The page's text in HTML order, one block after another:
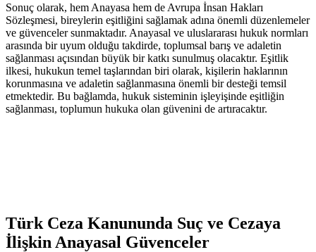
Sonuç olarak, hem Anayasa hem de Avrupa İnsan Hakları
Sözleşmesi, bireylerin eşitliğini sağlamak adına önemli düzenlemeler
ve güvenceler​ sunmaktadır. Anayasal ve uluslararası hukuk normları⁣
arasında bir uyum olduğu takdirde,⁤ toplumsal barış ⁢ve adaletin
sağlanması açısından büyük bir katkı‌ sunulmuş olacaktır. Eşitlik
ilkesi,‌ hukukun temel taşlarından biri olarak, kişilerin haklarının
korunmasına ve adaletin sağlanmasına önemli bir ⁢desteği temsil
etmektedir. Bu bağlamda, hukuk sisteminin işleyişinde eşitliğin
sağlanması, toplumun hukuka olan güvenini de artıracaktır.
Türk Ceza Kanununda Suç ve⁤ Cezaya
İlişkin Anayasal Güvenceler